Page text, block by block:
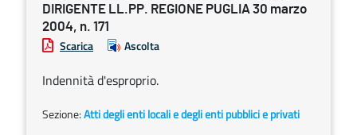
DIRIGENTE LL.PP. REGIONE PUGLIA 30 marzo
2004, n. 171
Scarica Ascolta
Indennità d'esproprio.
Sezione:Atti degli enti locali e degli enti pubblici e privati